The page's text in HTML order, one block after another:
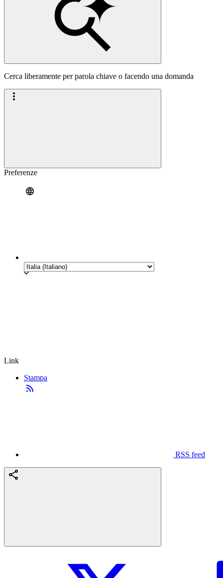
Cerca liberamente per parola chiave o facendo una domanda
Preferenze
Link
Stampa
RSS feed